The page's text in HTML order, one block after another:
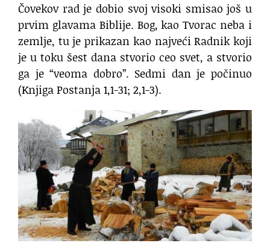
Čovekov rad je dobio svoj visoki smisao još u
prvim glavama Biblije. Bog, kao Tvorac neba i
zemlje, tu je prikazan kao najveći Radnik koji
je u toku šest dana stvorio ceo svet, a stvorio
ga je “veoma dobro”. Sedmi dan je počinuo
(Knjiga Postanja 1,1-31; 2,1-3).